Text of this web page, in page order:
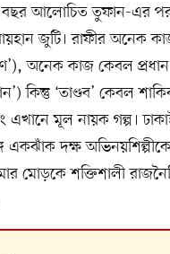
আলোচিত তুফান-এর পর
জুটি। রাফীর অনেক
অনেক কাজ কেবল প্রধান
কিন্তু ‘তাণ্ডব’ কেবল
এখানে মূল নায়ক গল্প।
একঝাঁক দক্ষ অভিনয়শিল্পীকে
মোড়কে শক্তিশালী